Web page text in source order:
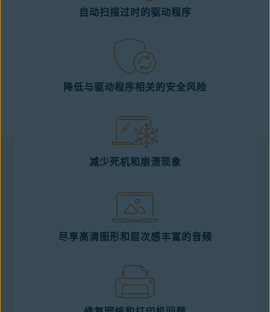
自动扫描过时的驱动程序
降低与驱动程序相关的安全风险
减少死机和崩溃现象
尽享高清图形和层次感丰富的音频